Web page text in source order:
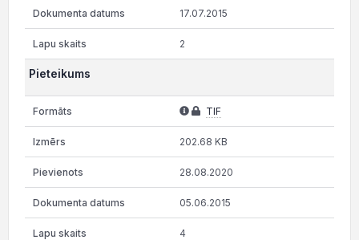
17.07.2015
2
Pieteikums
TIF
202.68 KB
28.08.2020
05.06.2015
4